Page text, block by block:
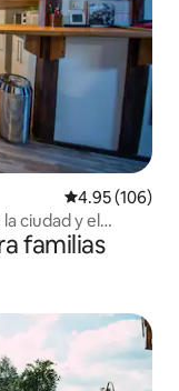
Calificación
4.95 (106)
ciudad y el
familias